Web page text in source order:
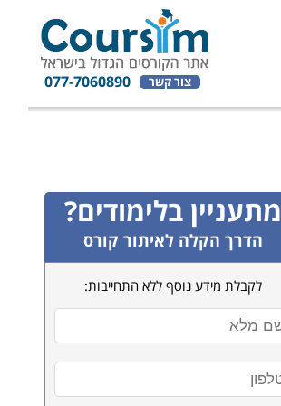
צור קשר 077-7060890
מתעניין בלימודים?
הדרך הקלה לאיתור קורס
לקבלת מידע נוסף ללא התחייבות: